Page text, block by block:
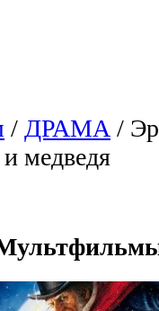
/ ДРАМА /
медведя